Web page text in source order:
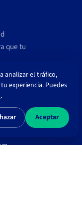
que tu
analizar el tráfico,
experiencia. Puedes
.
Aceptar